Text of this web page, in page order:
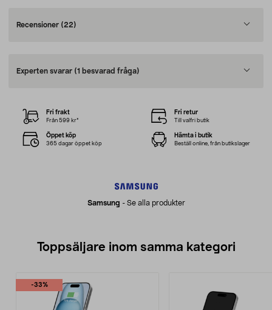
Recensioner (22)
Experten svarar (1 besvarad fråga)
Samsung - Se alla produkter
Fri frakt
Från 599 kr*
Fri retur
Till valfri butik
Öppet köp
365 dagar öppet köp
Hämta i butik
Beställ online, från butikslager
Toppsäljare inom samma kategori
-33%